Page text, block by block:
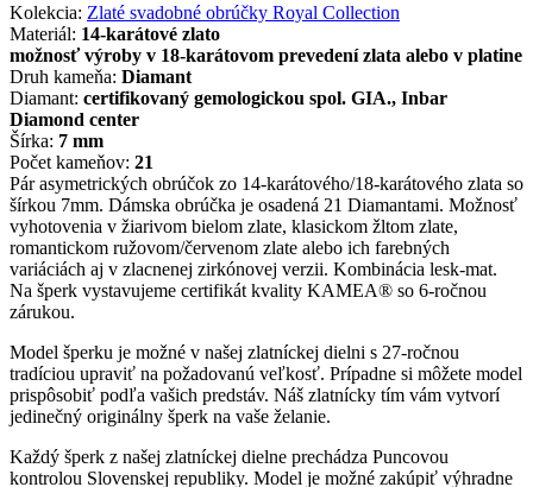
Kolekcia: Zlaté svadobné obrúčky Royal Collection
Materiál: 14-karátové zlato
možnosť výroby v 18-karátovom prevedení zlata alebo v platine
Druh kameňa: Diamant
Diamant: certifikovaný gemologickou spol. GIA., Inbar
Diamond center
Šírka: 7 mm
Počet kameňov: 21
Pár asymetrických obrúčok zo 14-karátového/18-karátového zlata so
šírkou 7mm. Dámska obrúčka je osadená 21 Diamantami. Možnosť
vyhotovenia v žiarivom bielom zlate, klasickom žltom zlate,
romantickom ružovom/červenom zlate alebo ich farebných
variáciách aj v zlacnenej zirkónovej verzii. Kombinácia lesk-mat.
Na šperk vystavujeme certifikát kvality KAMEA® so 6-ročnou
zárukou.
Model šperku je možné v našej zlatníckej dielni s 27-ročnou
tradíciou upraviť na požadovanú veľkosť. Prípadne si môžete model
prispôsobiť podľa vašich predstáv. Náš zlatnícky tím vám vytvorí
jedinečný originálny šperk na vaše želanie.
Každý šperk z našej zlatníckej dielne prechádza Puncovou
kontrolou Slovenskej republiky. Model je možné zakúpiť výhradne